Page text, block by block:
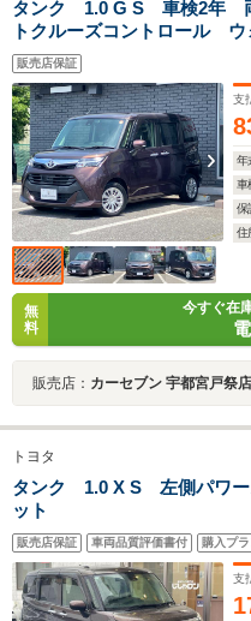
タンク 1.0 G S 車検2年
トクルーズコントロール
ビ フルセグTV 純正ドライ
ラ 禁煙車 Bluetooth アイ
トアシスト
販売店保証
支
年
車
保
住
無
料
今すぐ在
販売店： カーセブン 宇都宮戸祭店
トヨタ
タンク 1.0 X S 左側パワー
ット
販売店保証 車両品質評価書付 購入プ
支